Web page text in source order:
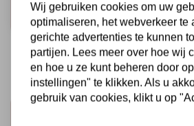
Snel toevoegen
Wij gebruiken cookies om uw
optimaliseren, het webverkeer te
gerichte advertenties te kunnen
partijen. Lees meer over hoe wij
en hoe u ze kunt beheren door
instellingen" te klikken. Als u
gebruik van cookies, klikt u op